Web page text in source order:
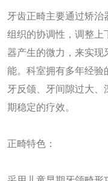
牙齿正畸主要通过矫
组织的协调性，调整上
器产生的微力，来实现
能。科室拥有多年经验
牙反颌、牙间隙过大
期稳定的疗效。
正畸特色：